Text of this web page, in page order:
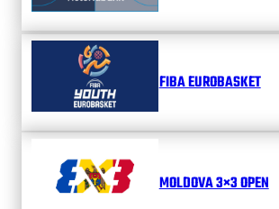
FIBA EUROBASKET
MOLDOVA 3×3 OPEN